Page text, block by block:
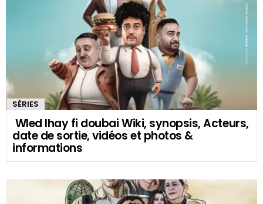
SÉRIES
Wled lhay fi doubai Wiki, synopsis, Acteurs,
date de sortie, vidéos et photos &
informations